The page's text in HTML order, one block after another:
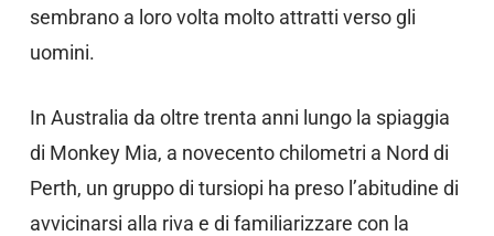
sembrano a loro volta molto attratti verso gli
uomini.
In Australia da oltre trenta anni lungo la spiaggia
di Monkey Mia, a novecento chilometri a Nord di
Perth, un gruppo di tursiopi ha preso l’abitudine di
avvicinarsi alla riva e di familiarizzare con la